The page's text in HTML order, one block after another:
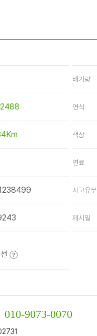
배기량
연식
색상
연료
사고유무
제시일
010-9073-0070